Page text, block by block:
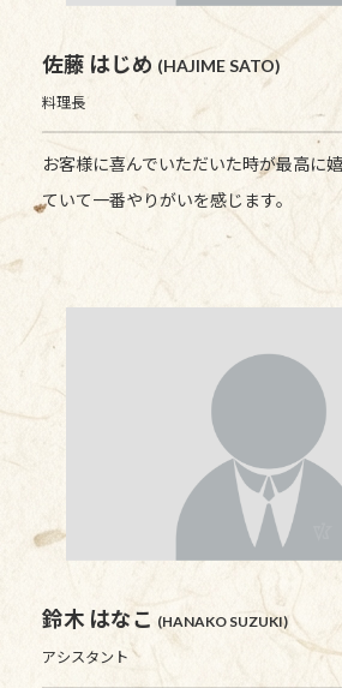
佐藤 はじめ (HAJIME SATO)
料理長
お客様に喜んでいただいた時が最高に
ていて一番やりがいを感じます。
鈴木 はなこ (HANAKO SUZUKI)
アシスタント